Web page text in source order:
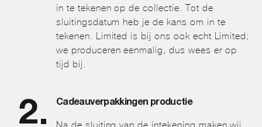
in te tekenen op de collectie. Tot de
sluitingsdatum heb je de kans om in te
tekenen. Limited is bij ons ook echt Limited;
we produceren eenmalig, dus wees er op
tijd bij.
Cadeauverpakkingen productie
Na de sluiting van de intekening maken wij